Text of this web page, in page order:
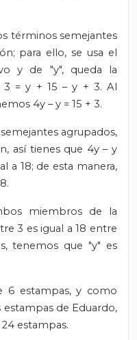
términos semejantes
para ello, se usa el
y de "y", queda la
= y + 15 – y + 3. Al
4y – y = 15 + 3.
agrupados,
así tienes que 4y – y
a 18; de esta manera,
miembros de la
3 es igual a 18 entre
tenemos que "y" es
6 estampas, y como
de Eduardo,
estampas.